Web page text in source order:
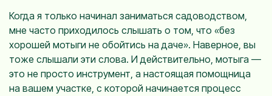
Когда я только начинал заниматься садоводством,
мне часто приходилось слышать о том, что «без
хорошей мотыги не обойтись на даче». Наверное, вы
тоже слышали эти слова. И действительно, мотыга —
это не просто инструмент, а настоящая помощница
на вашем участке, с которой начинается процесс